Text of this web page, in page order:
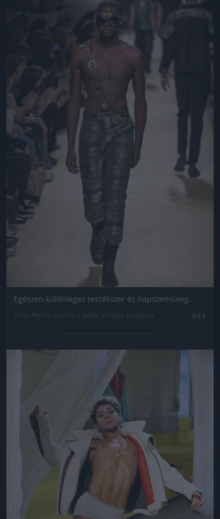
Egészen különleges testékszer és napszemüveg.
Jön még kép!